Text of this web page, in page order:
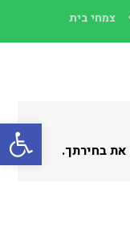
צמחי בית
את בחירתך.